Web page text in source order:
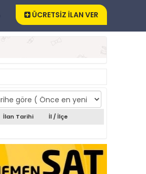
ÜCRETSİZ İLAN VER
İlan Tarihi İl / İlçe